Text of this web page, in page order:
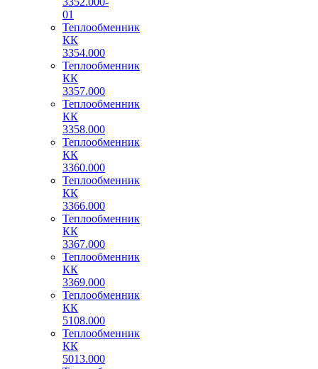
01
Теплообменник
КК
3354.000
Теплообменник
КК
3357.000
Теплообменник
КК
3358.000
Теплообменник
КК
3360.000
Теплообменник
КК
3366.000
Теплообменник
КК
3367.000
Теплообменник
КК
3369.000
Теплообменник
КК
5108.000
Теплообменник
КК
5013.000